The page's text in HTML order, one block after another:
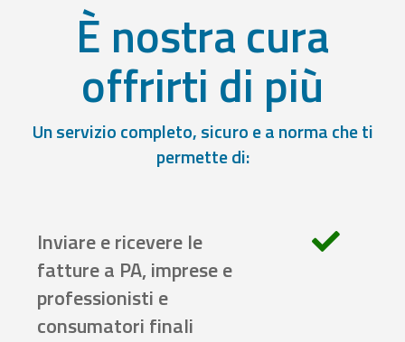
È nostra cura
offrirti di più
Un servizio completo, sicuro e a norma che ti
permette di:
Inviare e ricevere le
fatture a PA, imprese e
professionisti e
consumatori finali